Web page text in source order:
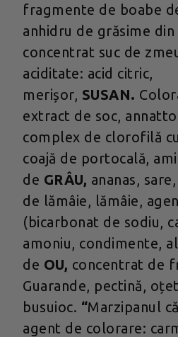
fragmente de boabe
anhidru de grăsime
concentrat suc de
aciditate: acid citric,
merișor, SUSAN.
extract de soc,
complex de clorofilă
coajă de portocală,
de GRÂU, ananas,
de lămâie, lămâie,
(bicarbonat de sodiu,
amoniu, condimente,
de OU, concentrat de
Guarande, pectină,
busuioc. “Marzipanul
agent de colorare: